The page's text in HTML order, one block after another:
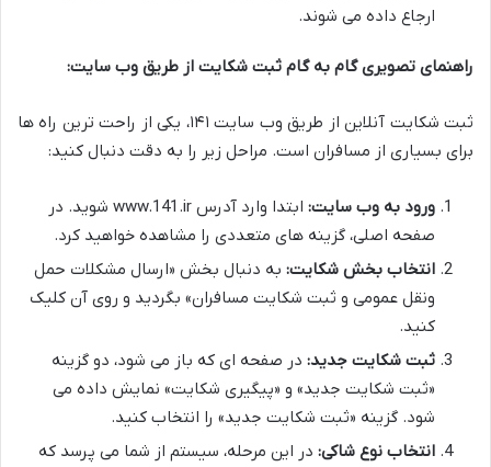
ارجاع داده می شوند.
راهنمای تصویری گام به گام ثبت شکایت از طریق وب سایت:
ثبت شکایت آنلاین از طریق وب سایت ۱۴۱، یکی از راحت ترین راه ها
برای بسیاری از مسافران است. مراحل زیر را به دقت دنبال کنید:
ورود به وب سایت:
ابتدا وارد آدرس www.141.ir شوید. در
صفحه اصلی، گزینه های متعددی را مشاهده خواهید کرد.
انتخاب بخش شکایت: به دنبال بخش «ارسال مشکلات حمل
ونقل عمومی و ثبت شکایت مسافران» بگردید و روی آن کلیک
کنید.
ثبت شکایت جدید: در صفحه ای که باز می شود، دو گزینه
«ثبت شکایت جدید» و «پیگیری شکایت» نمایش داده می
شود. گزینه «ثبت شکایت جدید» را انتخاب کنید.
انتخاب نوع شاکی: در این مرحله، سیستم از شما می پرسد که